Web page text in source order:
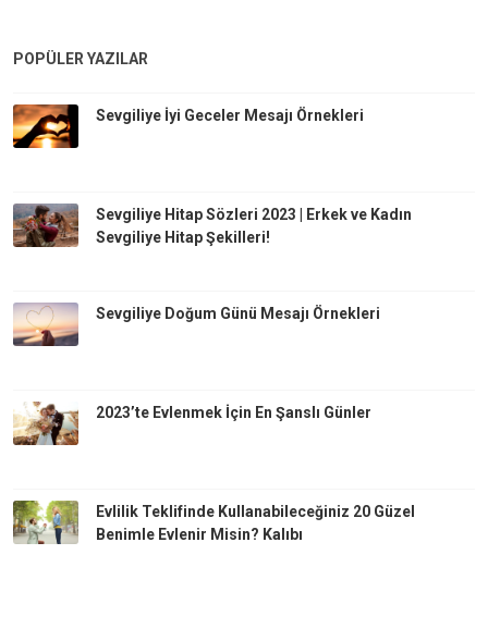
POPÜLER YAZILAR
Sevgiliye İyi Geceler Mesajı Örnekleri
Sevgiliye Hitap Sözleri 2023 | Erkek ve Kadın
Sevgiliye Hitap Şekilleri!
Sevgiliye Doğum Günü Mesajı Örnekleri
2023’te Evlenmek İçin En Şanslı Günler
Evlilik Teklifinde Kullanabileceğiniz 20 Güzel
Benimle Evlenir Misin? Kalıbı